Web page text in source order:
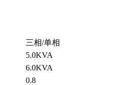
三相/单相
5.0KVA
6.0KVA
0.8